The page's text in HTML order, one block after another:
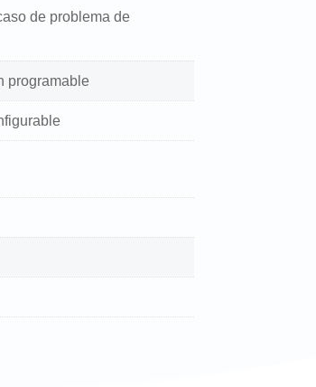
de problema de
programable